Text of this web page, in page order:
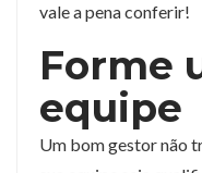
vale a pena conferir!
Forme
equipe
Um bom gestor não